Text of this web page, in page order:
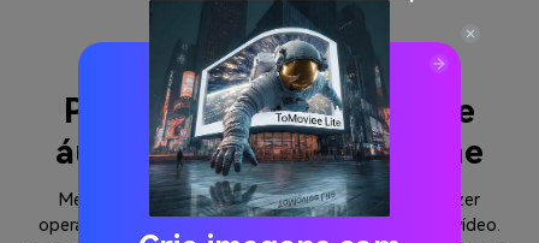
Por que usar o unidor de
áudio? - Unir áudio online
Media.io é conveniente para alguém que deseja fazer
operações tanto para arquivos de áudio quanto de vídeo.